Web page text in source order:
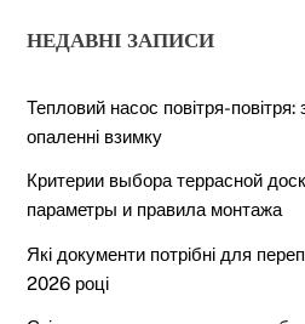
НЕДАВНІ ЗАПИСИ
Тепловий насос повітря-повітря:
опаленні взимку
Критерии выбора террасной
параметры и правила монтажа
Які документи потрібні для
2026 році